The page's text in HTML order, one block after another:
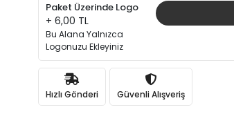
Paket Üzerinde Logo
+ 6,00 TL
Bu Alana Yalnızca
Logonuzu Ekleyiniz
Hızlı Gönderi Güvenli Alışveriş